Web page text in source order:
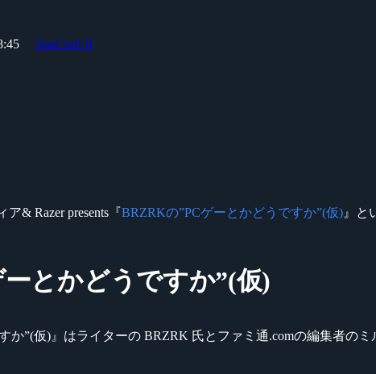
StarCraft II
& Razer presents『BRZRKの”PCゲーとかどうですか”(仮) 』と
とかどうですか”(仮)
か”(仮)』はライターの BRZRK 氏とファミ通.comの編集者